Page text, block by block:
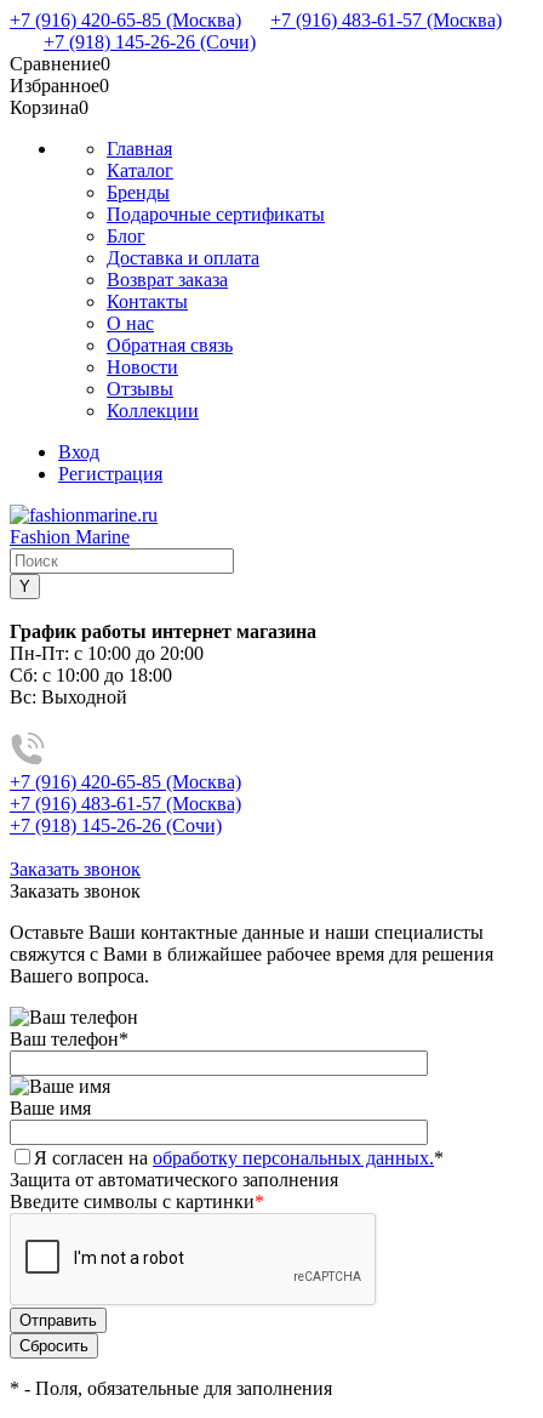
+7 (916) 420-65-85 (Москва)
+7 (916) 483-61-57 (Москва)
+7 (918) 145-26-26 (Сочи)
Сравнение0
Избранное0
Корзина0
Главная
Каталог
Бренды
Подарочные сертификаты
Блог
Доставка и оплата
Возврат заказа
Контакты
О нас
Обратная связь
Новости
Отзывы
Коллекции
Вход
Регистрация
Fashion Marine
График работы интернет магазина
Пн-Пт: с 10:00 до 20:00
Сб: с 10:00 до 18:00
Вс: Выходной
+7 (916) 420-65-85 (Москва)
+7 (916) 483-61-57 (Москва)
+7 (918) 145-26-26 (Сочи)
Заказать звонок
Заказать звонок
Оставьте Ваши контактные данные и наши специалисты
свяжутся с Вами в ближайшее рабочее время для решения
Вашего вопроса.
Ваш телефон*
Ваше имя
Я согласен на обработку персональных данных.*
Защита от автоматического заполнения
Введите символы с картинки*
* - Поля, обязательные для заполнения